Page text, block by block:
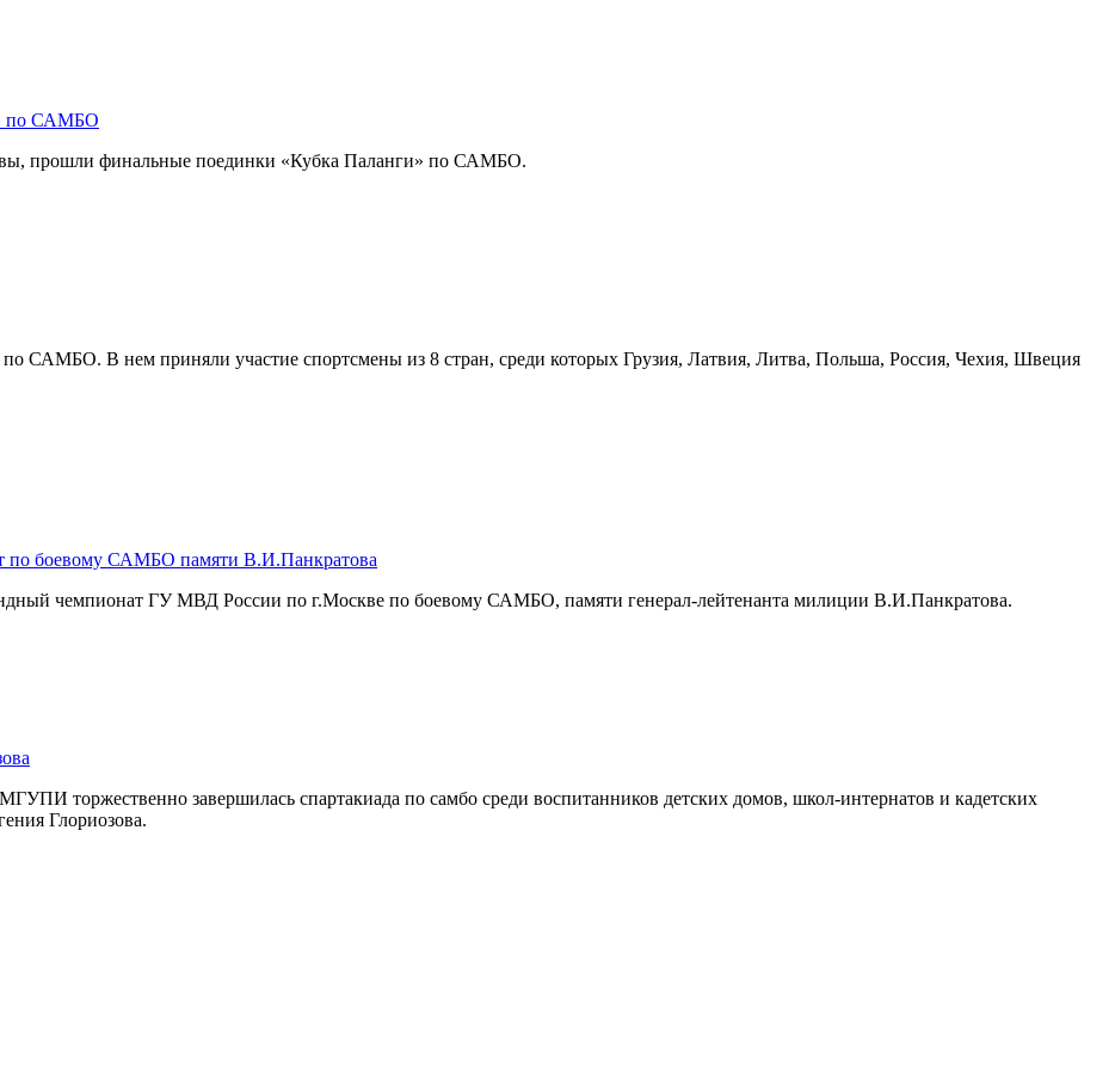
по САМБО
прошли финальные поединки «Кубка Паланги» по САМБО.
САМБО. В нем приняли участие спортсмены из 8 стран, среди которых Грузия, Латвия, Литва, Польша, Россия, Чехия, Швеция
по боевому САМБО памяти В.И.Панкратова
чемпионат ГУ МВД России по г.Москве по боевому САМБО, памяти генерал-лейтенанта милиции В.И.Панкратова.
торжественно завершилась спартакиада по самбо среди воспитанников детских домов, школ-интернатов и кадетских
Глориозова.